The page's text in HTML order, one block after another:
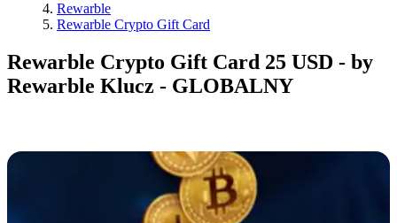
Rewarble
Rewarble Crypto Gift Card
Rewarble Crypto Gift Card 25 USD - by
Rewarble Klucz - GLOBALNY